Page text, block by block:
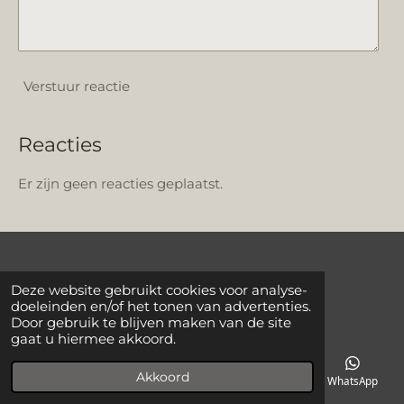
Deze website gebruikt cookies voor analyse-
doeleinden en/of het tonen van advertenties.
Door gebruik te blijven maken van de site
gaat u hiermee akkoord.
Akkoord
Verstuur reactie
Reacties
Er zijn geen reacties geplaatst.
Myrjam Ausloos - Oprichter en zaakvoerder
+32 473 80 11 81
BTW: BE0680.688.887Telefoonnummer WhatsApp